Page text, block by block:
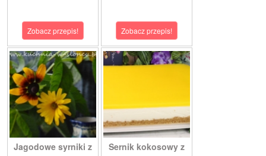
Zobacz przepis! Zobacz przepis!
Jagodowe syrniki z
Sernik kokosowy z